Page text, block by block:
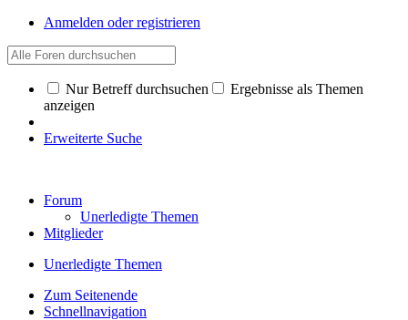
Anmelden oder registrieren
Nur Betreff durchsuchen
Ergebnisse als Themen
anzeigen
Erweiterte Suche
Forum
Unerledigte Themen
Mitglieder
Unerledigte Themen
Zum Seitenende
Schnellnavigation